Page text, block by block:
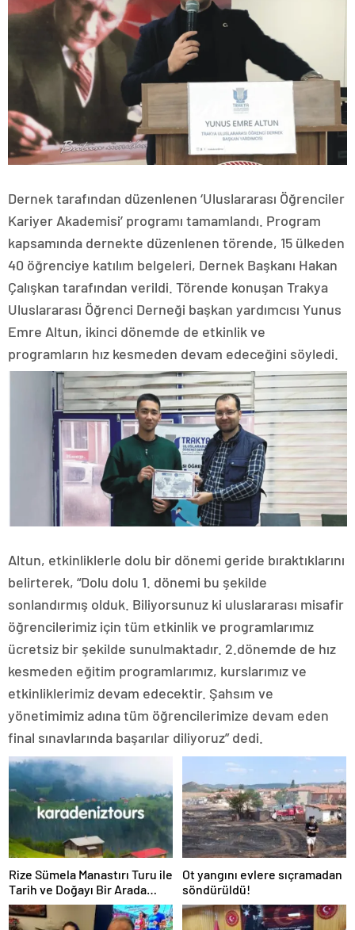
Dernek tarafından düzenlenen ‘Uluslararası Öğrenciler
Kariyer Akademisi’ programı tamamlandı. Program
kapsamında dernekte düzenlenen törende, 15 ülkeden
40 öğrenciye katılım belgeleri, Dernek Başkanı Hakan
Çalışkan tarafından verildi. Törende konuşan Trakya
Uluslararası Öğrenci Derneği başkan yardımcısı Yunus
Emre Altun, ikinci dönemde de etkinlik ve
programların hız kesmeden devam edeceğini söyledi.
Altun, etkinliklerle dolu bir dönemi geride bıraktıklarını
belirterek, “Dolu dolu 1. dönemi bu şekilde
sonlandırmış olduk. Biliyorsunuz ki uluslararası misafir
öğrencilerimiz için tüm etkinlik ve programlarımız
ücretsiz bir şekilde sunulmaktadır. 2.dönemde de hız
kesmeden eğitim programlarımız, kurslarımız ve
etkinliklerimiz devam edecektir. Şahsım ve
yönetimimiz adına tüm öğrencilerimize devam eden
final sınavlarında başarılar diliyoruz” dedi.
Rize Sümela Manastırı Turu ile
Tarih ve Doğayı Bir Arada
Keşfedin
Ot yangını evlere sıçramadan
söndürüldü!